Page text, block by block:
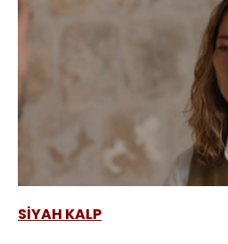
Aç
SİYAH KALP